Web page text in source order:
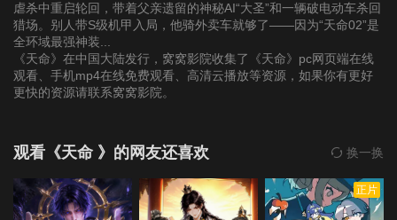
虐杀中重启轮回，带着父亲遗留的神秘AI“大圣”和一辆破电动车杀回
猎场。别人带S级机甲入局，他骑外卖车就够了——因为“天命02”是
全环域最强神装...
《天命》在中国大陆发行，窝窝影院收集了《天命》pc网页端在线
观看、手机mp4在线免费观看、高清云播放等资源，如果你有更好
更快的资源请联系窝窝影院。
观看《天命 》的网友还喜欢 换一换
正片